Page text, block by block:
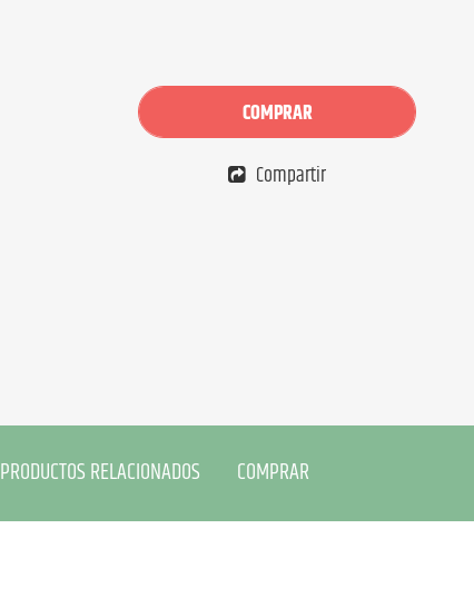
COMPRAR
Compartir
PRODUCTOS RELACIONADOS COMPRAR